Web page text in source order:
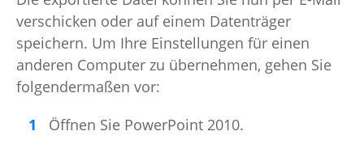
verschicken oder auf einem Datenträger
speichern. Um Ihre Einstellungen für einen
anderen Computer zu übernehmen, gehen Sie
folgendermaßen vor:
Öffnen Sie PowerPoint 2010.